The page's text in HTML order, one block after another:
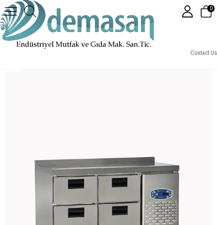
Contact Us
0
Tezgah Tipi 4 Çekmeceli Buzdolabı 60'lık Seri